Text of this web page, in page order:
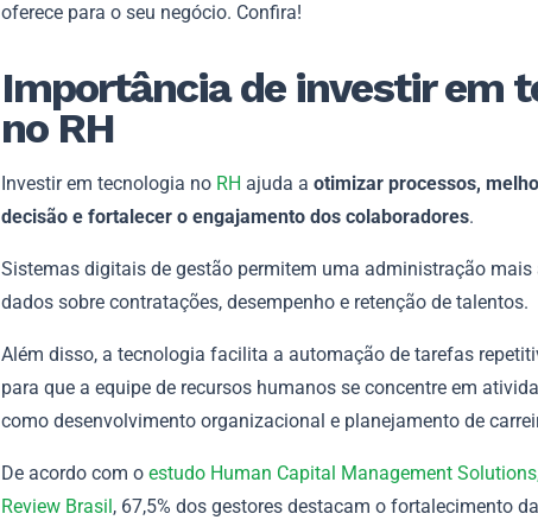
oferece para o seu negócio. Confira!
Importância de investir em
no RH
Investir em tecnologia no RH ajuda a otimizar processos,
decisão e fortalecer o engajamento dos colaboradores.
Sistemas digitais de gestão permitem uma administração mais
dados sobre contratações, desempenho e retenção de talentos.
Além disso, a tecnologia facilita a automação de tarefas
para que a equipe de recursos humanos se concentre em
como desenvolvimento organizacional e planejamento de
De acordo com o estudo Human Capital Management
Review Brasil , 67,5% dos gestores destacam o fortalecimento